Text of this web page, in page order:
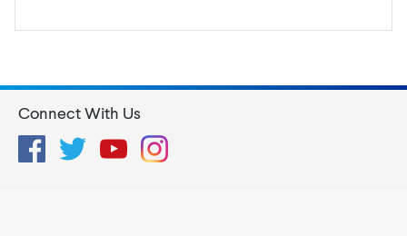
Connect With Us
FacebookTwitterYouTubeInstagram